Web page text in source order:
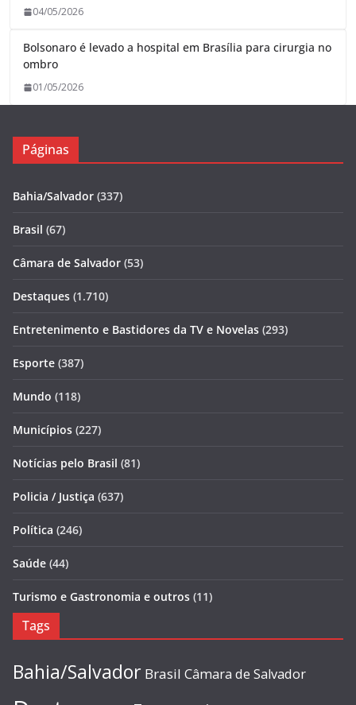
04/05/2026
Bolsonaro é levado a hospital em Brasília para cirurgia no
ombro
01/05/2026
Páginas
Bahia/Salvador (337)
Brasil (67)
Câmara de Salvador (53)
Destaques (1.710)
Entretenimento e Bastidores da TV e Novelas (293)
Esporte (387)
Mundo (118)
Municípios (227)
Notícias pelo Brasil (81)
Policia / Justiça (637)
Política (246)
Saúde (44)
Turismo e Gastronomia e outros (11)
Tags
Bahia/Salvador Brasil Câmara de Salvador